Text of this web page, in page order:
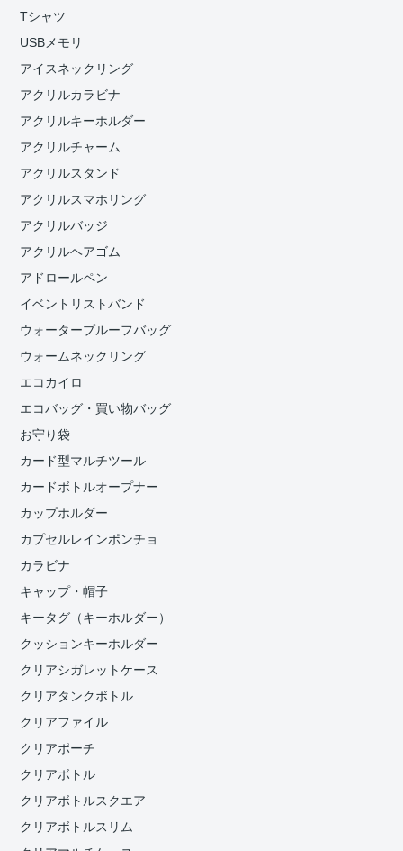
Tシャツ
USBメモリ
アイスネックリング
アクリルカラビナ
アクリルキーホルダー
アクリルチャーム
アクリルスタンド
アクリルスマホリング
アクリルバッジ
アクリルヘアゴム
アドロールペン
イベントリストバンド
ウォータープルーフバッグ
ウォームネックリング
エコカイロ
エコバッグ・買い物バッグ
お守り袋
カード型マルチツール
カードボトルオープナー
カップホルダー
カプセルレインポンチョ
カラビナ
キャップ・帽子
キータグ（キーホルダー）
クッションキーホルダー
クリアシガレットケース
クリアタンクボトル
クリアファイル
クリアポーチ
クリアボトル
クリアボトルスクエア
クリアボトルスリム